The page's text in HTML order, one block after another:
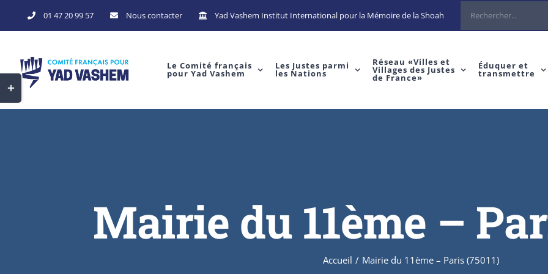
to
01 47 20 99 57 Nous contacter Yad Vashem Institut International pour la Mémoire de la Shoah Rechercher
Le Comité français
pour Yad Vashem
Les Justes parmi
les Nations
Réseau «Villes et
Villages des Justes
de France»
Éduquer et
transmettre
Mairie du 11ème –
Accueil / Mairie du 11ème – Paris (75011)
Toggle
Sliding